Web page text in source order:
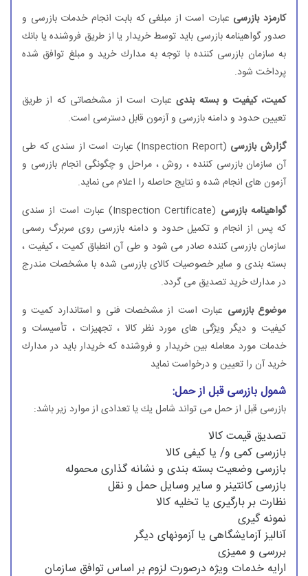
كارمزد بازرسی عبارت است از مبلغی كه بابت انجام خدمات بازرسی و
صدور گواهینامه بازرسی باید توسط خریدار یا از طریق فروشنده یا بانك
به سازمان بازرسی كننده با توجه به مدارك خرید و مبلغ توافق شده
پرداخت شود.
كمیت، كیفیت و بسته بندیعبارت است از مشخصاتی كه از طریق
تعیین حدود و دامنه بازرسی و آزمون قابل دسترسی است.
گزارش بازرسی
(Inspection Report) عبارت است از سندی كه طی
آن سازمان بازرسی كننده ، روش ، مراحل و چگونگی انجام بازرسی و
آزمون های انجام شده و نتایج حاصله را اعلام می نماید.
گواهینامه بازرسی
(Inspection Certificate) عبارت است از سندی
كه پس از انجام و تكمیل حدود و دامنه بازرسی روی سربرگ رسمی
سازمان بازرسی كننده صادر می شود و طی آن انطباق كمیت ، كیفیت ،
بسته بندی و سایر خصوصیات كالای بازرسی شده با مشخصات مندرج
در مدارك خرید تصدیق می گردد.
موضوع بازرسی عبارت است از مشخصات فنی و استاندارد كمیت و
كیفیت و دیگر ویژگی های مورد نظر كالا ، تجهیزات ، تأسیسات و
خدمات مورد معامله بین خریدار و فروشنده كه خریدار باید در مدارك
خرید آن را تعیین و درخواست نماید
شمول بازرسی قبل از حمل:
بازرسی قبل از حمل می تواند شامل یك یا تعدادی از موارد زیر باشد:
تصدیق قیمت كالا
بازرسی كمی و/ یا كیفی كالا
بازرسی وضعیت بسته بندی و نشانه گذاری محموله
بازرسی كانتینر و سایر وسایل حمل و نقل
نظارت بر بارگیری یا تخلیه كالا
نمونه گیری
آنالیز آزمایشگاهی یا آزمونهای دیگر
بررسی و ممیزی
ارایه خدمات ویژه درصورت لزوم بر اساس توافق سازمان